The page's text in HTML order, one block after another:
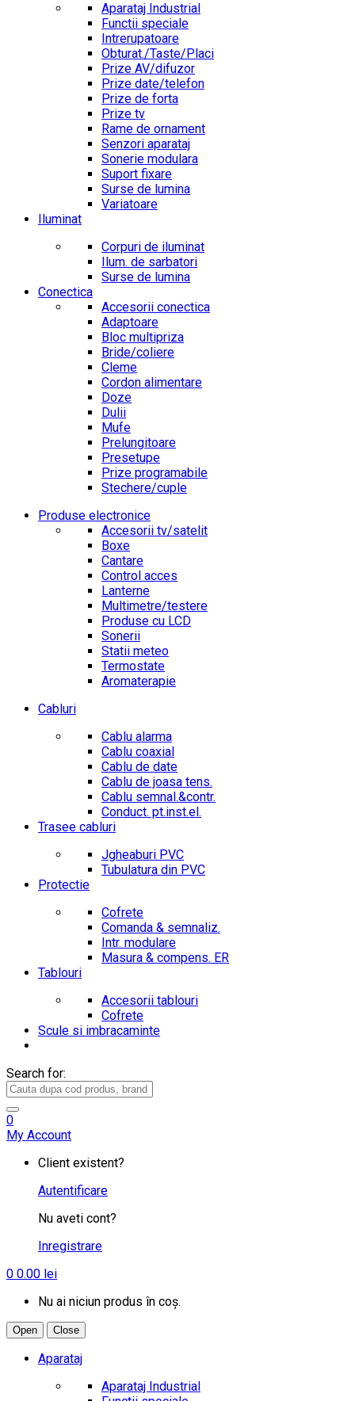
Aparataj Industrial
Functii speciale
Intrerupatoare
Obturat./Taste/Placi
Prize AV/difuzor
Prize date/telefon
Prize de forta
Prize tv
Rame de ornament
Senzori aparataj
Sonerie modulara
Suport fixare
Surse de lumina
Variatoare
Iluminat
Corpuri de iluminat
Ilum. de sarbatori
Surse de lumina
Conectica
Accesorii conectica
Adaptoare
Bloc multipriza
Bride/coliere
Cleme
Cordon alimentare
Doze
Dulii
Mufe
Prelungitoare
Presetupe
Prize programabile
Stechere/cuple
Produse electronice
Accesorii tv/satelit
Boxe
Cantare
Control acces
Lanterne
Multimetre/testere
Produse cu LCD
Sonerii
Statii meteo
Termostate
Aromaterapie
Cabluri
Cablu alarma
Cablu coaxial
Cablu de date
Cablu de joasa tens.
Cablu semnal.&contr.
Conduct. pt.inst.el.
Trasee cabluri
Jgheaburi PVC
Tubulatura din PVC
Protectie
Cofrete
Comanda & semnaliz.
Intr. modulare
Masura & compens. ER
Tablouri
Accesorii tablouri
Cofrete
Scule si imbracaminte
Search for:
0
My Account
Client existent?
Autentificare
Nu aveti cont?
Inregistrare
0 0.00 lei
Nu ai niciun produs în coș.
Open Close
Aparataj
Aparataj Industrial